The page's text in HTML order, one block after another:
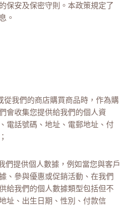
保安及保密守則。本政策規定了
。
從我們的商店購買商品時，作為購
會收集您提供給我們的個人資
電話號碼、地址、電郵地址、付
們提供個人數據，例如當您與客戶
、參與優惠或促銷活動、在我們
給我們的個人數據類型包括但不
址、出生日期、性別、付款信